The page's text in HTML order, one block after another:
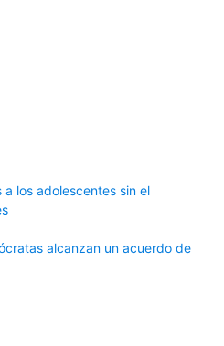
los adolescentes sin el
alcanzan un acuerdo de